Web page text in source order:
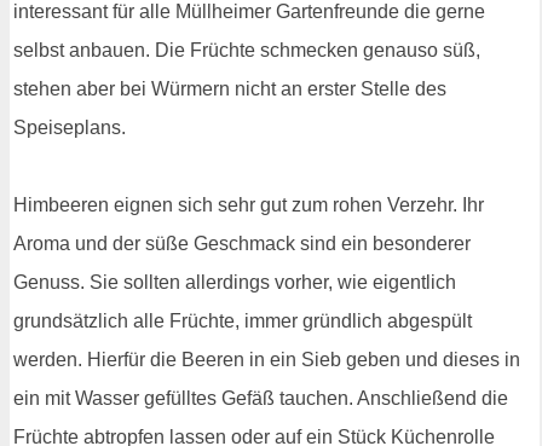
interessant für alle Müllheimer Gartenfreunde die gerne
selbst anbauen. Die Früchte schmecken genauso süß,
stehen aber bei Würmern nicht an erster Stelle des
Speiseplans.
Himbeeren eignen sich sehr gut zum rohen Verzehr. Ihr
Aroma und der süße Geschmack sind ein besonderer
Genuss. Sie sollten allerdings vorher, wie eigentlich
grundsätzlich alle Früchte, immer gründlich abgespült
werden. Hierfür die Beeren in ein Sieb geben und dieses in
ein mit Wasser gefülltes Gefäß tauchen. Anschließend die
Früchte abtropfen lassen oder auf ein Stück Küchenrolle